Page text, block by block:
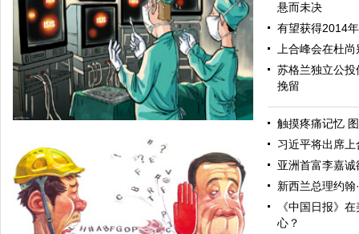
悬而未决
有望获得2014
上合峰会在杜
苏格兰独立公
挽留
触摸疼痛记忆
习近平将出席
亚洲首富李嘉
新西兰总理约翰
《中国日报》
心？